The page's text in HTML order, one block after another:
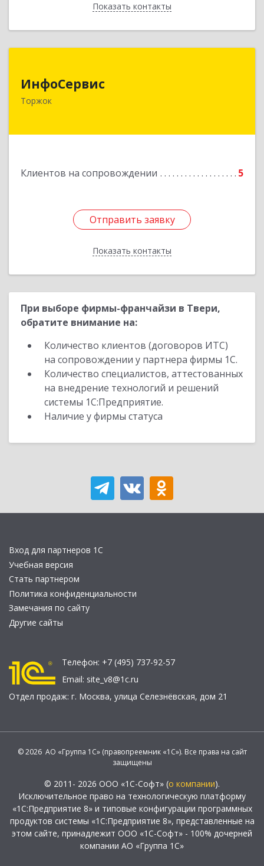
Показать контакты
Назад
ИнфоСервис
Торжок
Клиентов на сопровождении 5
Отправить заявку
Показать контакты
172002, Тверская обл, Торжок г, Радищева ул,
Подробнее
Отправить заявку
Назад
При выборе фирмы-франчайзи в Твери,
обратите внимание на:
Количество клиентов (договоров ИТС)
на сопровождении у партнера фирмы 1С.
Количество специалистов, аттестованных
на внедрение технологий и решений
системы 1С:Предприятие.
Наличие у фирмы статуса
Вход для партнеров 1С
Учебная версия
Стать партнером
Политика конфиденциальности
Замечания по сайту
Другие сайты
Телефон: +7 (495) 737-92-57
Email: site_v8@1c.ru
Отдел продаж: г. Москва, улица Селезнёвская, дом 21
© 2026 АО «Группа 1С» (правопреемник «1С»). Все права на сайт
защищены
© 2011- 2026 ООО «1С-Софт» (о компании).
Исключительное право на технологическую платформу
«1С:Предприятие 8» и типовые конфигурации программных
продуктов системы «1С:Предприятие 8», представленные на
этом сайте, принадлежит ООО «1С-Софт» - 100% дочерней
компании АО «Группа 1С»